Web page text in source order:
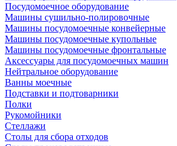
Посудомоечное оборудование
Машины сушильно-полировочные
Машины посудомоечные конвейерные
Машины посудомоечные купольные
Машины посудомоечные фронтальные
Аксессуары для посудомоечных машин
Нейтральное оборудование
Ванны моечные
Подставки и подтоварники
Полки
Рукомойники
Стеллажи
Столы для сбора отходов